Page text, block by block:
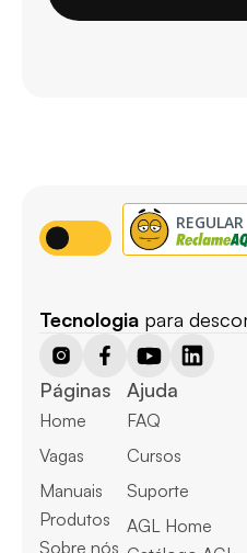
Tecnologia para
Páginas
Home
Vagas
Manuais
Produtos
Sobre nós
Ajuda
FAQ
Cursos
Suporte
AGL Home